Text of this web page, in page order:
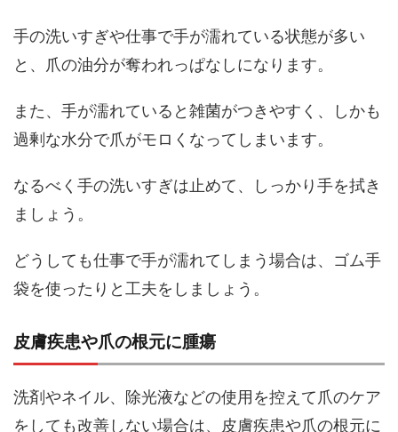
手の洗いすぎや仕事で手が濡れている状態が多い
と、爪の油分が奪われっぱなしになります。
また、手が濡れていると雑菌がつきやすく、しかも
過剰な水分で爪がモロくなってしまいます。
なるべく手の洗いすぎは止めて、しっかり手を拭き
ましょう。
どうしても仕事で手が濡れてしまう場合は、ゴム手
袋を使ったりと工夫をしましょう。
皮膚疾患や爪の根元に腫瘍
洗剤やネイル、除光液などの使用を控えて爪のケア
をしても改善しない場合は、皮膚疾患や爪の根元に